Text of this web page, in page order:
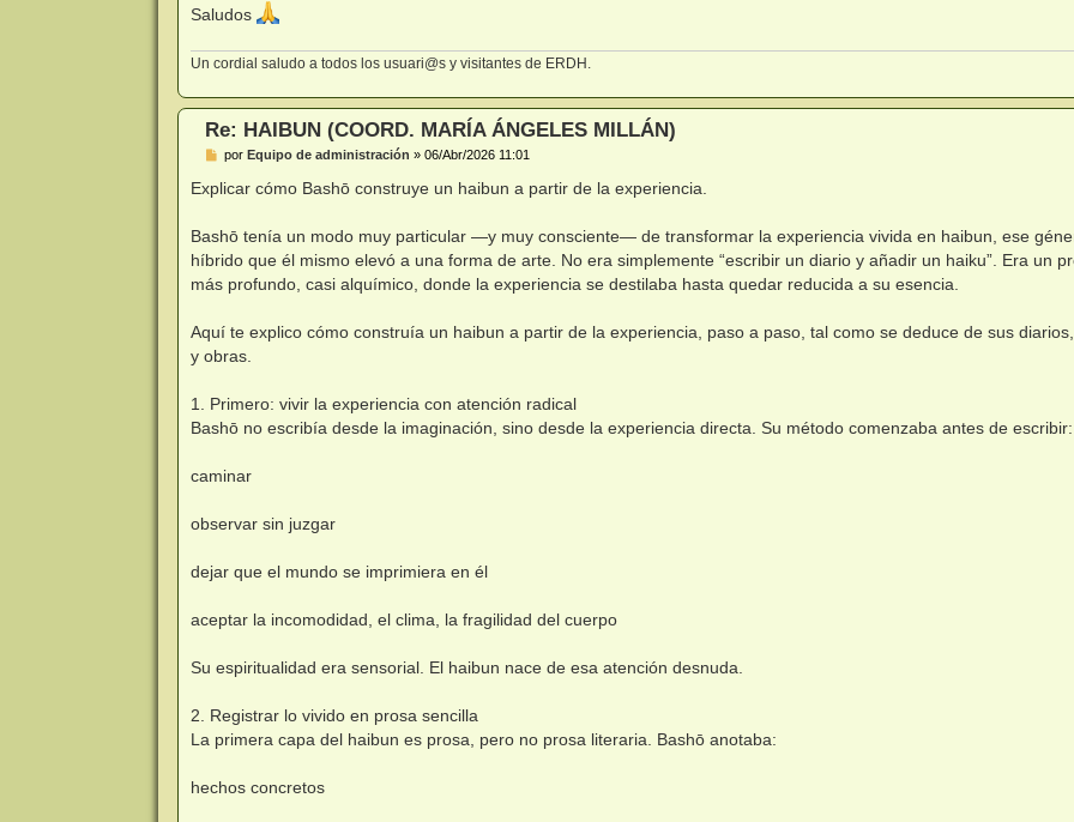
Saludos
Un cordial saludo a todos los usuari@s y visitantes de ERDH.
Re: HAIBUN (COORD. MARÍA ÁNGELES MILLÁN)
M
n
j
e
por Equipo de administración » 06/Abr/2026 11:01
Explicar cómo Bashō construye un haibun a partir de la experiencia.
Bashō tenía un modo muy particular —y muy consciente— de transformar la experiencia vivida en haibun, ese
híbrido que él mismo elevó a una forma de arte. No era simplemente “escribir un diario y añadir un haiku”. Era un
más profundo, casi alquímico, donde la experiencia se destilaba hasta quedar reducida a su esencia.
Aquí te explico cómo construía un haibun a partir de la experiencia, paso a paso, tal como se deduce de sus
y obras.
1. Primero: vivir la experiencia con atención radical
Bashō no escribía desde la imaginación, sino desde la experiencia directa. Su método comenzaba antes de escribir:
caminar
observar sin juzgar
dejar que el mundo se imprimiera en él
aceptar la incomodidad, el clima, la fragilidad del cuerpo
Su espiritualidad era sensorial. El haibun nace de esa atención desnuda.
2. Registrar lo vivido en prosa sencilla
La primera capa del haibun es prosa, pero no prosa literaria. Bashō anotaba:
hechos concretos